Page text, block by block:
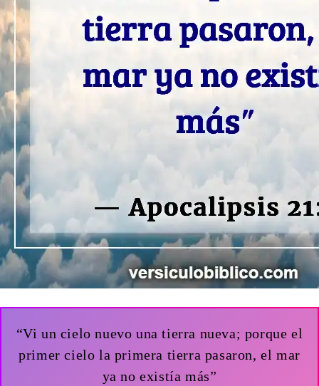
“Vi un cielo nuevo una tierra nueva; porque el
primer cielo la primera tierra pasaron, el mar
ya no existía más”